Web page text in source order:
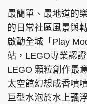
最簡單、最地道的
的日常社區風景與
啟動全城「Play
站，LEGO專業認
LEGO 顆粒創作最
太空館幻想成香噴
巨型水泡於水上飄